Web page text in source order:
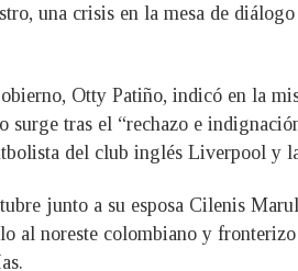
una crisis en la mesa de
Otty Patiño, indicó en la
surge tras el “rechazo e
del club inglés Liverpool y
junto a su esposa Cilenis
al noreste colombiano y